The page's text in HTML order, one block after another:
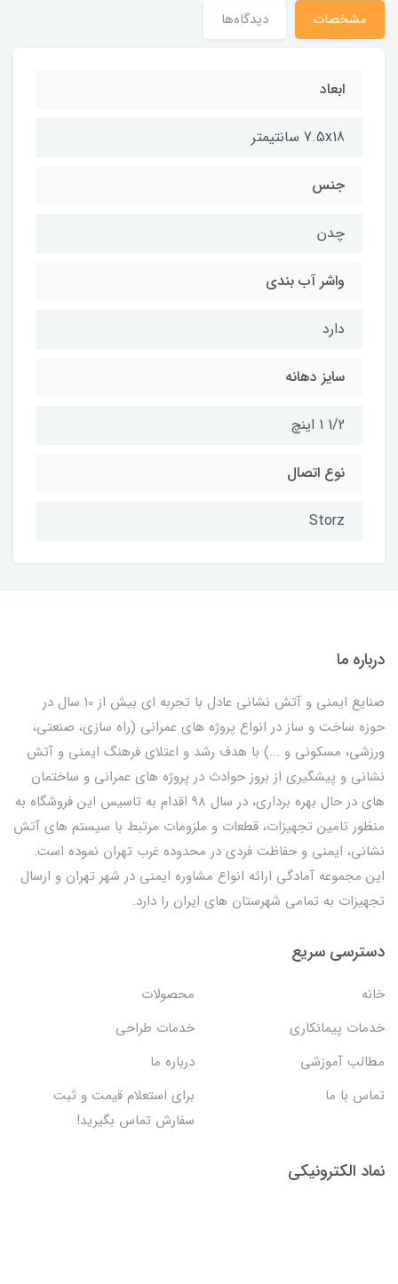
مشخصات دیدگاه‌ها
ابعاد
7.5x18 سانتیمتر
جنس
چدن
واشر آب بندی
دارد
سایز دهانه
1/2 1 اینچ
نوع اتصال
Storz
درباره ما
صنایع ایمنی و آتش نشانی عادل با تجربه ای بیش از 10 سال در
حوزه ساخت و ساز در انواع پروژه های عمرانی (راه سازی، صنعتی،
ورزشی، مسکونی و ...) با هدف رشد و اعتلای فرهنگ ایمنی و آتش
نشانی و پیشگیری از بروز حوادث در پروژه های عمرانی و ساختمان
های در حال بهره برداری، در سال 98 اقدام به تاسیس این فروشگاه به
منظور تامین تجهیزات، قطعات و ملزومات مرتبط با سیستم های آتش
نشانی، ایمنی و حفاظت فردی در محدوده غرب تهران نموده است.
این مجموعه آمادگی ارائه انواع مشاوره ایمنی در شهر تهران و ارسال
تجهیزات به تمامی شهرستان های ایران را دارد.
دسترسی سریع
خانه
محصولات
خدمات پیمانکاری
خدمات طراحی
مطالب آموزشی
درباره ما
تماس با ما
برای استعلام قیمت و ثبت
سفارش تماس بگیرید!
نماد الکترونیکی